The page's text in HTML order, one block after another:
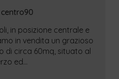
centro90
in posizione centrale e
in vendita un grazioso
di circa 60mq, situato al
ed...